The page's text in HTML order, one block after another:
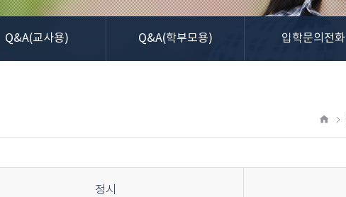
Q&A(교사용) Q&A(학부모용) 입학문의전화
정시